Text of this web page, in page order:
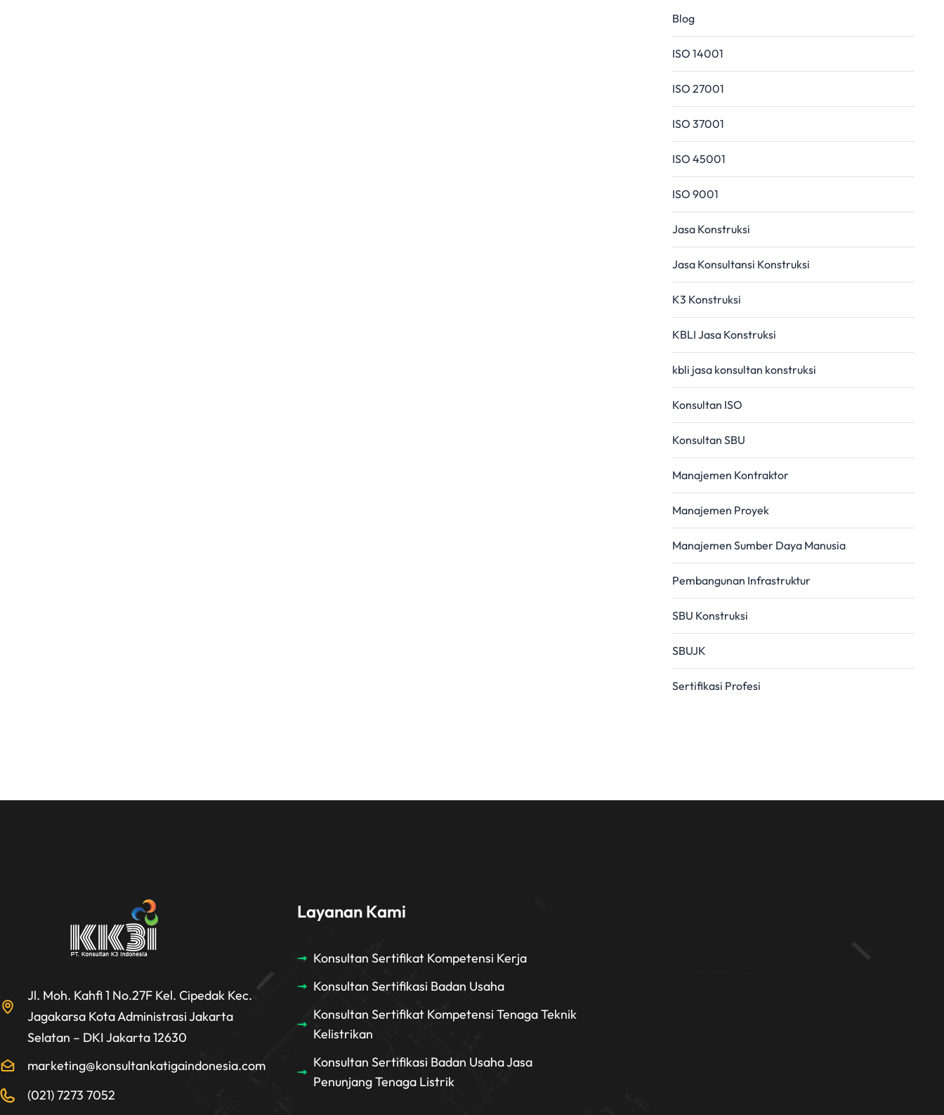
Blog
ISO 14001
ISO 27001
ISO 37001
ISO 45001
ISO 9001
Jasa Konstruksi
Jasa Konsultansi Konstruksi
K3 Konstruksi
KBLI Jasa Konstruksi
kbli jasa konsultan konstruksi
Konsultan ISO
Konsultan SBU
Manajemen Kontraktor
Manajemen Proyek
Manajemen Sumber Daya Manusia
Pembangunan Infrastruktur
SBU Konstruksi
SBUJK
Sertifikasi Profesi
Jl. Moh. Kahfi 1 No.27F Kel. Cipedak Kec.
Jagakarsa Kota Administrasi Jakarta
Selatan – DKI Jakarta 12630
marketing@konsultankatigaindonesia.com
(021) 7273 7052
Layanan Kami
Konsultan Sertifikat Kompetensi Kerja
Konsultan Sertifikasi Badan Usaha
Konsultan Sertifikat Kompetensi Tenaga Teknik
Kelistrikan
Konsultan Sertifikasi Badan Usaha Jasa
Penunjang Tenaga Listrik